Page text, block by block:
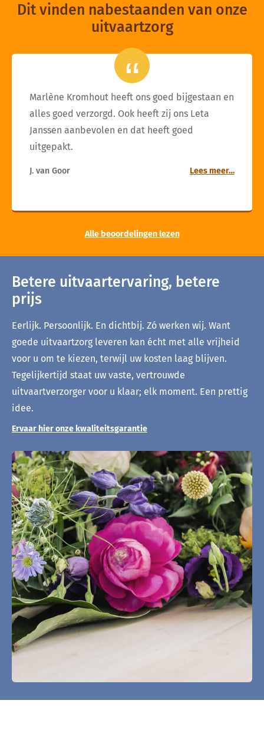
Dit vinden nabestaanden van onze
uitvaartzorg
Marlène Kromhout heeft ons goed bijgestaan en
alles goed verzorgd. Ook heeft zij ons Leta
Janssen aanbevolen en dat heeft goed
uitgepakt.
J. van Goor Lees meer…
Alle beoordelingen lezen
Betere uitvaartervaring, betere
prijs
Eerlijk. Persoonlijk. En dichtbij. Zó werken wij. Want
goede uitvaartzorg leveren kan écht met alle vrijheid
voor u om te kiezen, terwijl uw kosten laag blijven.
Tegelijkertijd staat uw vaste, vertrouwde
uitvaartverzorger voor u klaar; elk moment. Een prettig
idee.
Ervaar hier onze kwaliteitsgarantie